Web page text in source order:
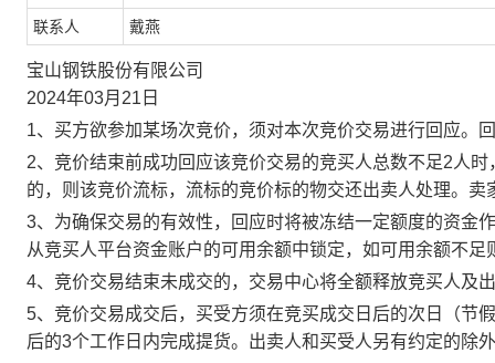
联系人 戴燕
宝山钢铁股份有限公司
2024年03月21日
1、买方欲参加某场次竞价，须对本次竞价交易进行回应。
2、竞价结束前成功回应该竞价交易的竞买人总数不足2人
的，则该竞价流标，流标的竞价标的物交还出卖人处理。
3、为确保交易的有效性，回应时将被冻结一定额度的资金
从竞买人平台资金账户的可用余额中锁定，如可用余额不足
4、竞价交易结束未成交的，交易中心将全额释放竞买人及
5、竞价交易成交后，买受方须在竞买成交日后的次日（节
后的3个工作日内完成提货。出卖人和买受人另有约定的除